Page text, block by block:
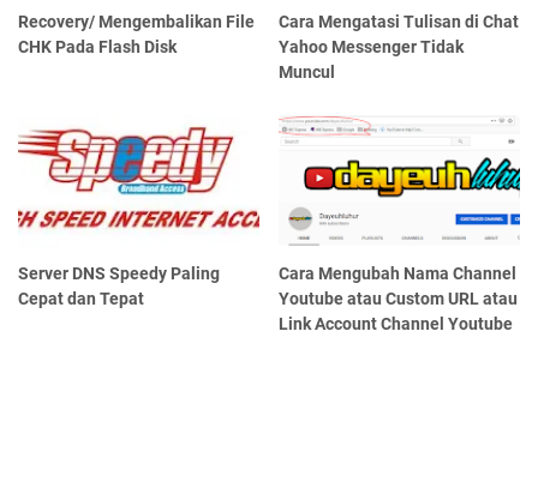
Recovery/ Mengembalikan File
CHK Pada Flash Disk
Cara Mengatasi Tulisan di Chat
Yahoo Messenger Tidak
Muncul
Server DNS Speedy Paling
Cepat dan Tepat
Cara Mengubah Nama Channel
Youtube atau Custom URL atau
Link Account Channel Youtube